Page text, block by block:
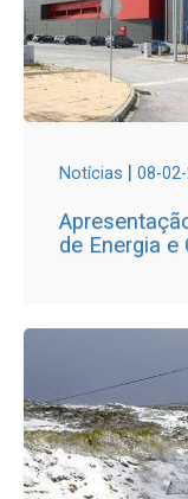
Notícias | 08-
de Energia e